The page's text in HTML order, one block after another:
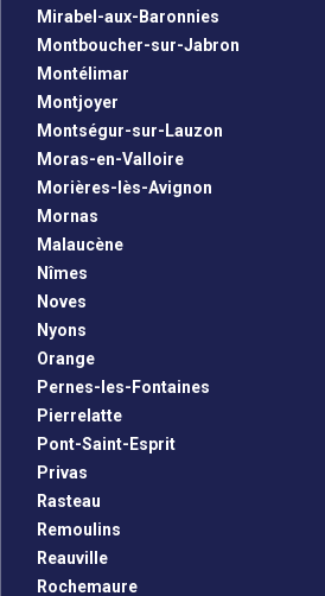
Mirabel-aux-Baronnies
Montboucher-sur-Jabron
Montélimar
Montjoyer
Montségur-sur-Lauzon
Moras-en-Valloire
Morières-lès-Avignon
Mornas
Malaucène
Nîmes
Noves
Nyons
Orange
Pernes-les-Fontaines
Pierrelatte
Pont-Saint-Esprit
Privas
Rasteau
Remoulins
Reauville
Rochemaure